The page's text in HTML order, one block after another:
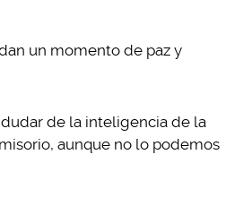
un momento de paz y
de la inteligencia de la
aunque no lo podemos